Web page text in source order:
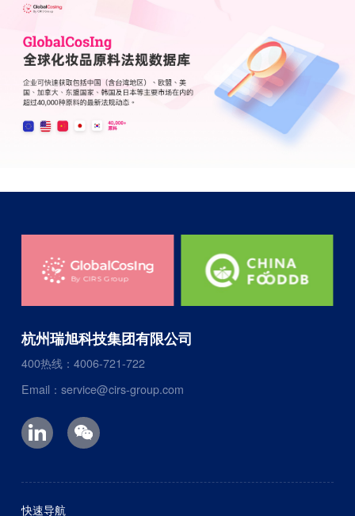
杭州瑞旭科技集团有限公司
400热线：4006-721-722
Email：service@cirs-group.com
快速导航